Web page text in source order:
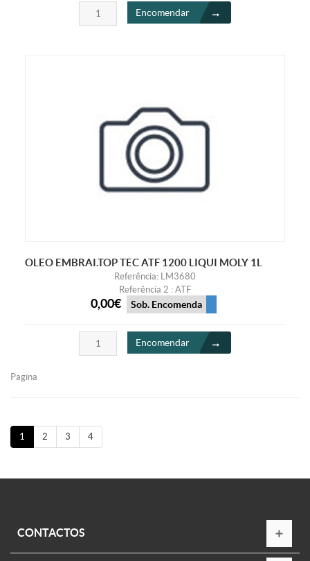
Encomendar
OLEO EMBRAI.TOP TEC ATF 1200 LIQUI MOLY 1L
Referência: LM3680
Referência 2 : ATF
0,00€ Sob. Encomenda
Encomendar
Pagina
1 2 3 4
CONTACTOS